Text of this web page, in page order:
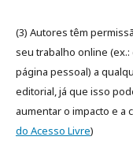
(3) Autores têm
seu trabalho online
página pessoal) a
editorial, já que isso
aumentar o impacto e a
do Acesso Livre)